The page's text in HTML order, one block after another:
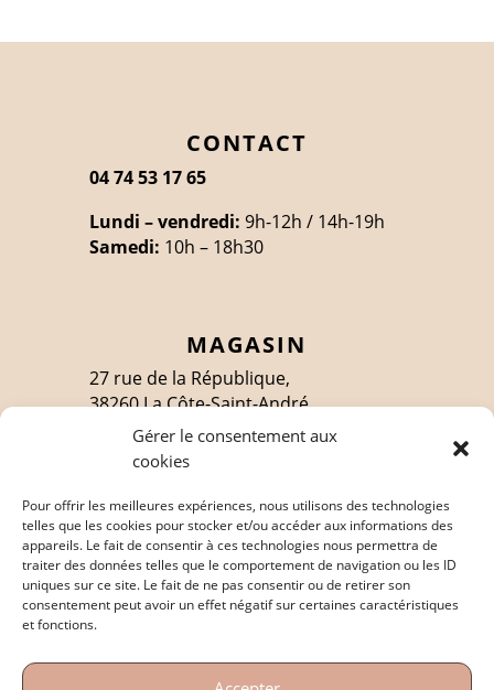
Gérer le consentement aux
cookies
Pour offrir les meilleures expériences, nous utilisons des technologies
telles que les cookies pour stocker et/ou accéder aux informations des
appareils. Le fait de consentir à ces technologies nous permettra de
traiter des données telles que le comportement de navigation ou les ID
uniques sur ce site. Le fait de ne pas consentir ou de retirer son
consentement peut avoir un effet négatif sur certaines caractéristiques
et fonctions.
CONTACT
04 74 53 17 65
Lundi – vendredi: 9h-12h / 14h-19h
Samedi: 10h – 18h30
MAGASIN
27 rue de la République,
38260 La Côte-Saint-André
SUIVEZ-MOI
EN SAVOIR PLUS
Mentions légales